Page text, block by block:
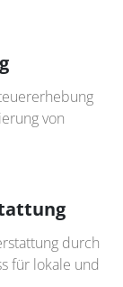
von
durch
für lokale und